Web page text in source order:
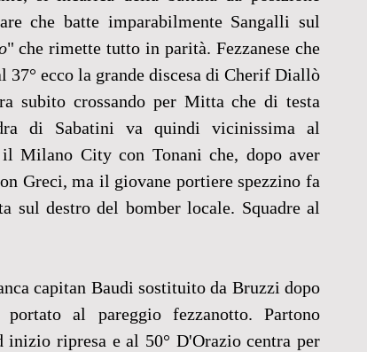
che batte imparabilmente Sangalli sul
" che rimette tutto in parità. Fezzanese che
ecco la grande discesa di Cherif Diallò
subito crossando per Mitta che di testa
di Sabatini va quindi vicinissima al
Milano City con Tonani che, dopo aver
Greci, ma il giovane portiere spezzino fa
sul destro del bomber locale. Squadre al
capitan Baudi sostituito da Bruzzi dopo
al pareggio fezzanotto. Partono
ripresa e al 50° D'Orazio centra per